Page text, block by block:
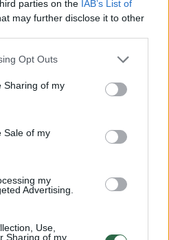
parties on the IAB’s List of
may further disclose it to other
Opt Outs
Sharing of my
Sale of my
my
Advertising.
Use,
Sharing of my
favelos